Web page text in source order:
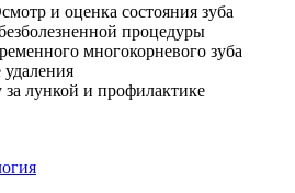
и оценка состояния зуба
процедуры
многокорневого зуба
лункой и профилактике